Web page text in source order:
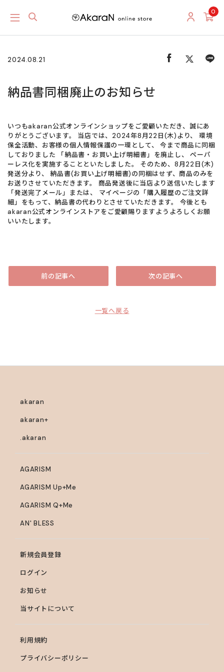
0
2024.08.21
納品書同梱廃止のお知らせ
いつもakaran公式オンラインショップをご愛顧いただき、誠にあ
りがとうございます。 当店では、2024年8月22日(木)より、 環境
保全活動、お客様の個人情報保護の一環として、 今まで商品に同梱
しておりました 「納品書・お買い上げ明細書」を廃止し、 ペーパ
ーレス化を実施することといたしました。 そのため、8月22日(木)
発送分より、 納品書(お買い上げ明細書)の同梱はせず、商品のみを
お送りさせていただきます。 商品発送後に当店より送信いたします
「発送完了メール」または、 マイページの「購入履歴のご注文詳
細」をもって、納品書の代わりとさせていただきます。 今後とも
akaran公式オンラインストアをご愛顧賜りますようよろしくお願
いいたします。
前の記事へ
一覧へ戻る
次の記事へ
akaran
akaran+
.akaran
AGARISM
AGARISM Up+Me
AGARISM Q+Me
AN' BLESS
新規会員登録
ログイン
お知らせ
当サイトについて
利用規約
プライバシーポリシー